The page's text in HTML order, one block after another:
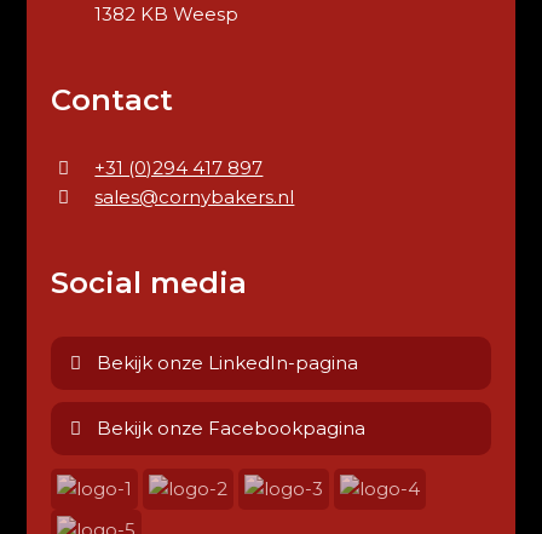
1382 KB Weesp
Contact
+31 (0)294 417 897
sales@cornybakers.nl
Social media
Bekijk onze LinkedIn-pagina
Bekijk onze Facebookpagina